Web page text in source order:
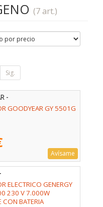
(7 art.)
Sig.
-
GOODYEAR GY 5501G
Avísame
ELECTRICO GENERGY
230 V 7.000W
CON BATERIA